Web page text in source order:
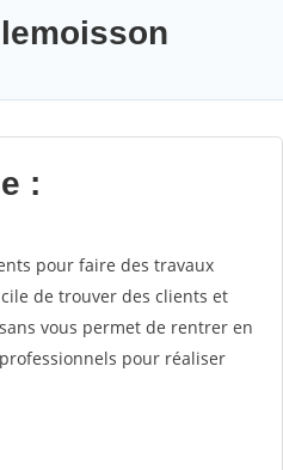
:
pour faire des travaux
de trouver des clients et
vous permet de rentrer en
pour réaliser